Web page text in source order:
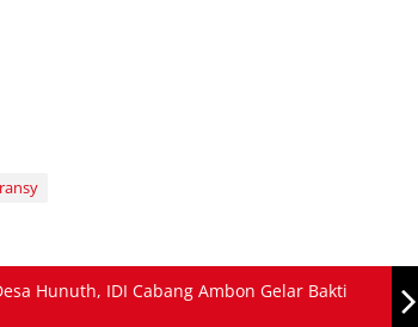
Hunuth, IDI Cabang Ambon Gelar Bakti